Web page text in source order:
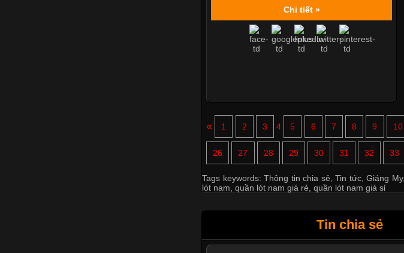
Chi tiết »
« 1 2 3 4 5 6 7 8 9 10
26 27 28 29 30 31 32 33
Tags keywords: Thông tin chia sẻ Tin tức, Giáng My,
lót nam quần lót nam giá rẻ quần lót nam giá sỉ
Tin chia sẻ